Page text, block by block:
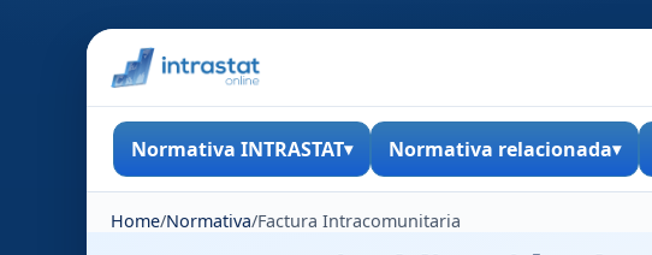
Normativa INTRASTAT Normativa relacionada
Home/Normativa/Factura Intracomunitaria